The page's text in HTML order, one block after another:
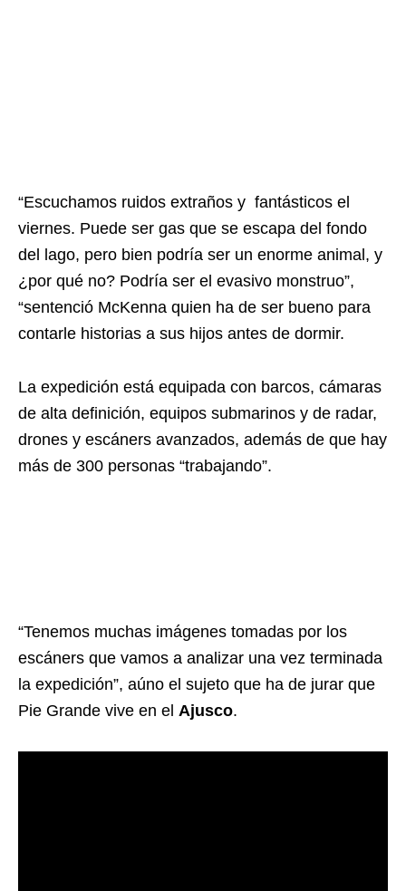
“Escuchamos ruidos extraños y fantásticos el
viernes. Puede ser gas que se escapa del fondo
del lago, pero bien podría ser un enorme animal, y
¿por qué no? Podría ser el evasivo monstruo”,
“sentenció McKenna quien ha de ser bueno para
contarle historias a sus hijos antes de dormir.
La expedición está equipada con barcos, cámaras
de alta definición, equipos submarinos y de radar,
drones y escáners avanzados, además de que hay
más de 300 personas “trabajando”.
“Tenemos muchas imágenes tomadas por los
escáners que vamos a analizar una vez terminada
la expedición”, aúno el sujeto que ha de jurar que
Pie Grande vive en el Ajusco.